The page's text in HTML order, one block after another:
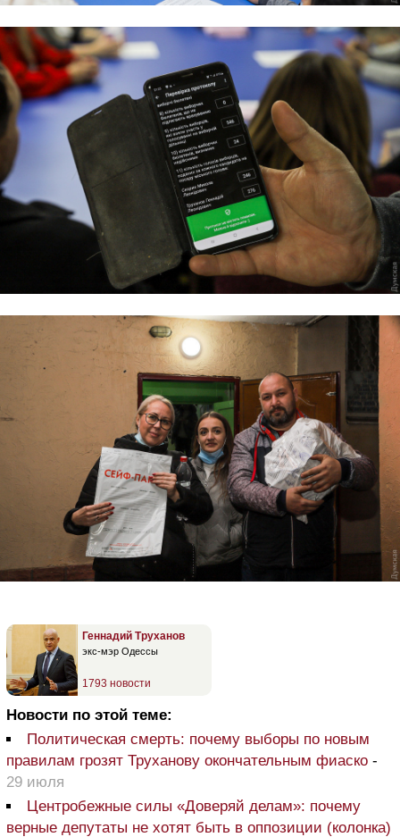
Геннадий Труханов
экс-мэр Одессы
1793 новости
Новости по этой теме:
Политическая смерть: почему выборы по новым
правилам грозят Труханову окончательным фиаско -
29 июля
Центробежные силы «Доверяй делам»: почему
верные депутаты не хотят быть в оппозиции (колонка)